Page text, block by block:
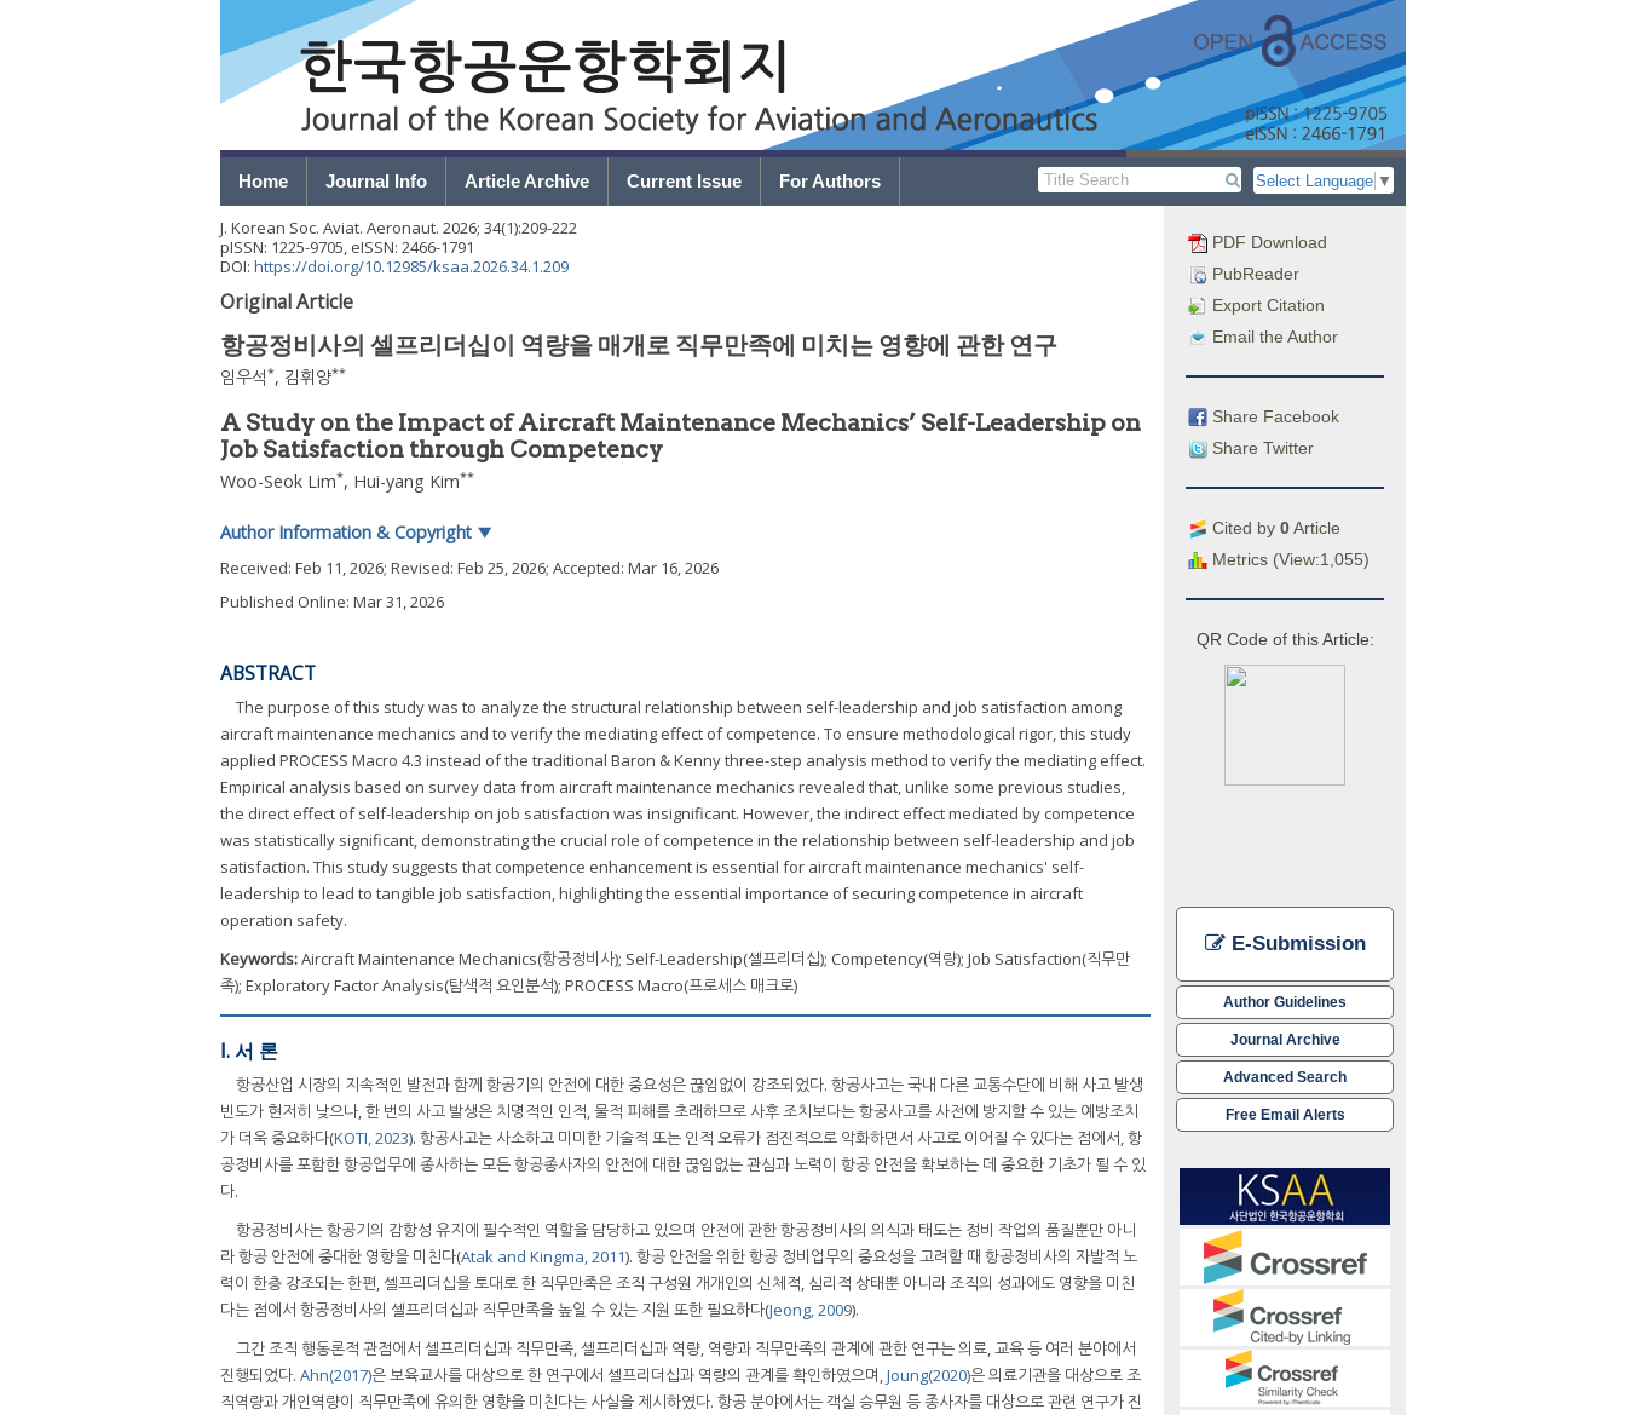
Home Journal Info Article Archive Current Issue For Authors Select Language ▼
PDF Download
PubReader
Export Citation
Email the Author
Share Facebook
Share Twitter
Cited by 0Article
Metrics (View:1,055)
QR Code of this Article:
E-Submission
Author Guidelines
Journal Archive
Advanced Search
Free Email Alerts
J. Korean Soc. Aviat. Aeronaut. 2026; 34(1):209-222
pISSN: 1225-9705, eISSN: 2466-1791
DOI: https://doi.org/10.12985/ksaa.2026.34.1.209
Original Article
항공정비사의 셀프리더십이 역량을 매개로 직무만족에 미치는 영향에 관한 연구
임우석*, 김휘양**
A Study on the Impact of Aircraft Maintenance Mechanics’ Self-Leadership on
Job Satisfaction through Competency
Woo-Seok Lim*, Hui-yang Kim**
Author Information & Copyright ▼
Received: Feb 11, 2026; Revised: Feb 25, 2026; Accepted: Mar 16, 2026
Published Online: Mar 31, 2026
ABSTRACT
The purpose of this study was to analyze the structural relationship between self-leadership and job satisfaction among
aircraft maintenance mechanics and to verify the mediating effect of competence. To ensure methodological rigor, this study
applied PROCESS Macro 4.3 instead of the traditional Baron & Kenny three-step analysis method to verify the mediating effect.
Empirical analysis based on survey data from aircraft maintenance mechanics revealed that, unlike some previous studies,
the direct effect of self-leadership on job satisfaction was insignificant. However, the indirect effect mediated by competence
was statistically significant, demonstrating the crucial role of competence in the relationship between self-leadership and job
satisfaction. This study suggests that competence enhancement is essential for aircraft maintenance mechanics' self-
leadership to lead to tangible job satisfaction, highlighting the essential importance of securing competence in aircraft
operation safety.
Keywords:Aircraft Maintenance Mechanics(항공정비사); Self-Leadership(셀프리더십); Competency(역량); Job Satisfaction(직무만
족); Exploratory Factor Analysis(탐색적 요인분석); PROCESS Macro(프로세스 매크로)
Ⅰ. 서 론
항공산업 시장의 지속적인 발전과 함께 항공기의 안전에 대한 중요성은 끊임없이 강조되었다. 항공사고는 국내 다른 교통수단에 비해 사고 발생
빈도가 현저히 낮으나, 한 번의 사고 발생은 치명적인 인적, 물적 피해를 초래하므로 사후 조치보다는 항공사고를 사전에 방지할 수 있는 예방조치
가 더욱 중요하다(KOTI, 2023). 항공사고는 사소하고 미미한 기술적 또는 인적 오류가 점진적으로 악화하면서 사고로 이어질 수 있다는 점에서, 항
공정비사를 포함한 항공업무에 종사하는 모든 항공종사자의 안전에 대한 끊임없는 관심과 노력이 항공 안전을 확보하는 데 중요한 기초가 될 수 있
다.
항공정비사는 항공기의 감항성 유지에 필수적인 역할을 담당하고 있으며 안전에 관한 항공정비사의 의식과 태도는 정비 작업의 품질뿐만 아니
라 항공 안전에 중대한 영향을 미친다(Atak and Kingma, 2011). 항공 안전을 위한 항공 정비업무의 중요성을 고려할 때 항공정비사의 자발적 노
력이 한층 강조되는 한편, 셀프리더십을 토대로 한 직무만족은 조직 구성원 개개인의 신체적, 심리적 상태뿐 아니라 조직의 성과에도 영향을 미친
다는 점에서 항공정비사의 셀프리더십과 직무만족을 높일 수 있는 지원 또한 필요하다(Jeong, 2009).
그간 조직 행동론적 관점에서 셀프리더십과 직무만족, 셀프리더십과 역량, 역량과 직무만족의 관계에 관한 연구는 의료, 교육 등 여러 분야에서
진행되었다. Ahn(2017)은 보육교사를 대상으로 한 연구에서 셀프리더십과 역량의 관계를 확인하였으며, Joung(2020)은 의료기관을 대상으로 조
직역량과 개인역량이 직무만족에 유의한 영향을 미친다는 사실을 제시하였다. 항공 분야에서는 객실 승무원 등 종사자를 대상으로 관련 연구가 진